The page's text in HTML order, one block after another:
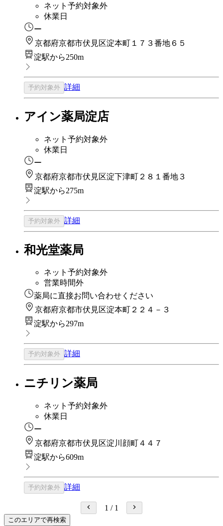
ネット予約対象外
休業日
ー
京都府京都市伏見区淀本町１７３番地６５
淀駅から250m
予約対象外 詳細
アイン薬局淀店
ネット予約対象外
休業日
ー
京都府京都市伏見区淀下津町２８１番地３
淀駅から275m
予約対象外 詳細
和光堂薬局
ネット予約対象外
営業時間外
薬局に直接お問い合わせください
京都府京都市伏見区淀本町２２４－３
淀駅から297m
予約対象外 詳細
ニチリン薬局
ネット予約対象外
休業日
ー
京都府京都市伏見区淀川顔町４４７
淀駅から609m
予約対象外 詳細
1 / 1
このエリアで再検索